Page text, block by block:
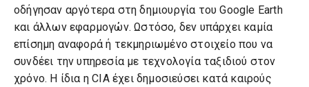
οδήγησαν αργότερα στη δημιουργία του Google Earth
και άλλων εφαρμογών. Ωστόσο, δεν υπάρχει καμία
επίσημη αναφορά ή τεκμηριωμένο στοιχείο που να
συνδέει την υπηρεσία με τεχνολογία ταξιδιού στον
χρόνο. Η ίδια η CIA έχει δημοσιεύσει κατά καιρούς